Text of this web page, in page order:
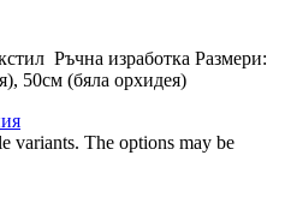
Ръчна изработка Размери:
50см (бяла орхидея)
variants. The options may be